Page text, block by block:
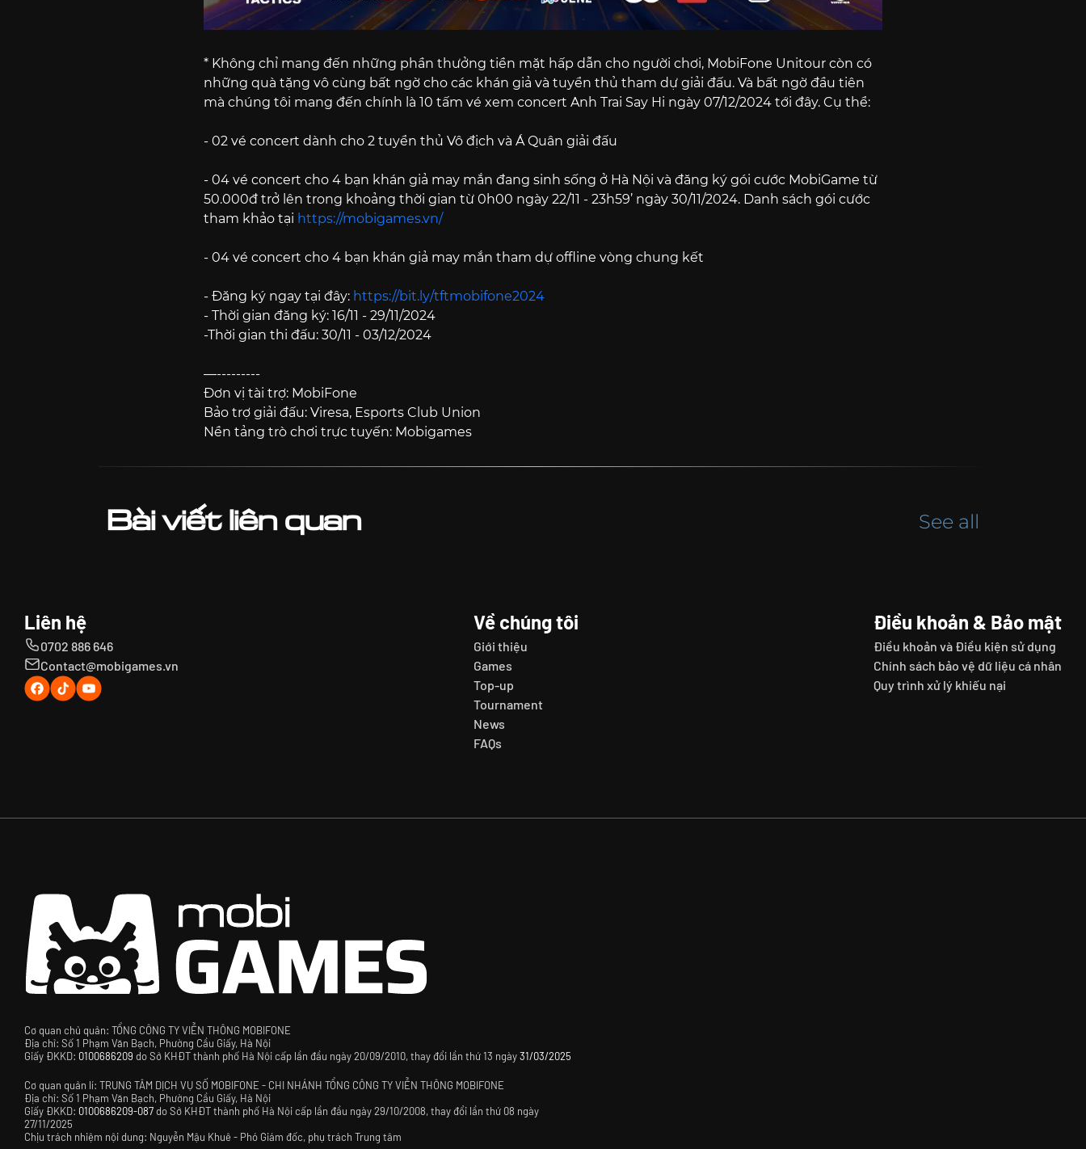
* Không chỉ mang đến những phần thưởng tiền mặt hấp dẫn cho người chơi, MobiFone Unitour còn có
những quà tặng vô cùng bất ngờ cho các khán giả và tuyển thủ tham dự giải đấu. Và bất ngờ đầu tiên
mà chúng tôi mang đến chính là 10 tấm vé xem concert Anh Trai Say Hi ngày 07/12/2024 tới đây. Cụ thể:
- 02 vé concert dành cho 2 tuyển thủ Vô địch và Á Quân giải đấu
- 04 vé concert cho 4 bạn khán giả may mắn đang sinh sống ở Hà Nội và đăng ký gói cước MobiGame từ
50.000đ trở lên trong khoảng thời gian từ 0h00 ngày 22/11 - 23h59’ ngày 30/11/2024. Danh sách gói cước
tham khảo tại https://mobigames.vn/
- 04 vé concert cho 4 bạn khán giả may mắn tham dự offline vòng chung kết
- Đăng ký ngay tại đây: https://bit.ly/tftmobifone2024
- Thời gian đăng ký: 16/11 - 29/11/2024
-Thời gian thi đấu: 30/11 - 03/12/2024
—---------
Đơn vị tài trợ: MobiFone
Bảo trợ giải đấu: Viresa, Esports Club Union
Nền tảng trò chơi trực tuyến: Mobigames
Bài viết liên quan See all
Liên hệ
0702 886 646
Contact@mobigames.vn
Về chúng tôi
Giới thiệu
Games
Top-up
Tournament
News
FAQs
Điều khoản & Bảo mật
Điều khoản và Điều kiện sử dụng
Chính sách bảo vệ dữ liệu cá nhân
Quy trình xử lý khiếu nại
Cơ quan chủ quản: TỔNG CÔNG TY VIỄN THÔNG MOBIFONE
Địa chỉ: Số 1 Phạm Văn Bạch, Phường Cầu Giấy, Hà Nội
Giấy ĐKKD: 0100686209 do Sở KHĐT thành phố Hà Nội cấp lần đầu ngày 20/09/2010, thay đổi lần thứ 13 ngày31/03/2025
Cơ quan quản lí: TRUNG TÂM DỊCH VỤ SỐ MOBIFONE - CHI NHÁNH TỔNG CÔNG TY VIỄN THÔNG MOBIFONE
Địa chỉ: Số 1 Phạm Văn Bạch, Phường Cầu Giấy, Hà Nội
Giấy ĐKKD: 0100686209-087do Sở KHĐT thành phố Hà Nội cấp lần đầu ngày 29/10/2008, thay đổi lần thứ 08 ngày
27/11/2025
Chịu trách nhiệm nội dung: Nguyễn Mậu Khuê - Phó Giám đốc, phụ trách Trung tâm